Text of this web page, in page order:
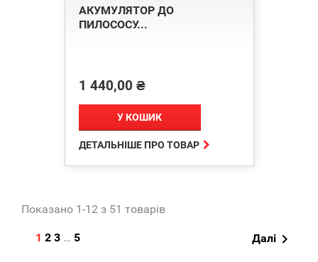
АКУМУЛЯТОР ДО
ПИЛОСОСУ...
Ціна
1 440,00 ₴

У КОШИК
ДЕТАЛЬНІШЕ ПРО ТОВАР
Показано 1-12 з 51 товарів
1 2 3 … 5 Далі 